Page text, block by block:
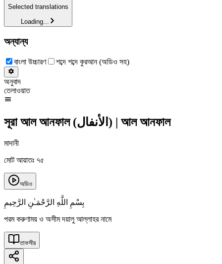
Selected translations
Loading...
অন্যান্য
বাংলা উচ্চারণ শব্দে শব্দে কুরআন (অডিও সহ)
অনুবাদ
তেলাওয়াত
সূরা আল আনফাল(الأنفال ) | আল আনফাল
মাদানী
মোট আয়াতঃ ৭৫
অডিও
بِسْمِ اللَّهِ الرَّحْمَـٰنِ الرَّحِيمِ
পরম করুণাময় ও অসীম দয়ালু আল্লাহর নামে
তাফসীর